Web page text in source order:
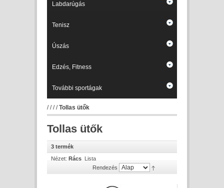
Labdarúgás
Tenisz
Úszás
Edzés, Fitness
További sportágak
////Tollas ütők
Tollas ütők
3 termék
Nézet: Rács Lista
Rendezés